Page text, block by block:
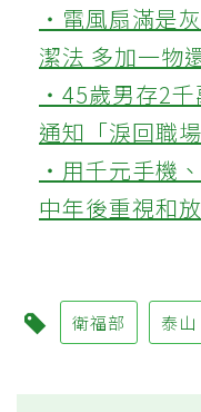
‧電風扇滿是
潔法 多加一物
‧45歲男存2
通知「淚回職
‧用千元手機
中年後重視和
衛福部 泰山